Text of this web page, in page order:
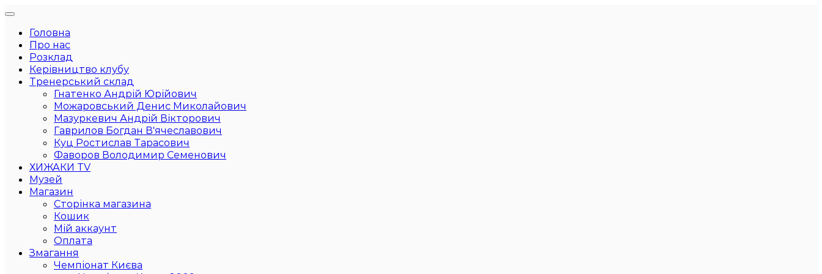
Головна
Про нас
Розклад
Керівництво клубу
Тренерський склад
Гнатенко Андрій Юрійович
Можаровський Денис Миколайович
Мазуркевич Андрій Вікторович
Гаврилов Богдан В'ячеславович
Куц Ростислав Тарасович
Фаворов Володимир Семенович
ХИЖАКИ TV
Музей
Магазин
Сторінка магазина
Кошик
Мій аккаунт
Оплата
Змагання
Чемпіонат Києва